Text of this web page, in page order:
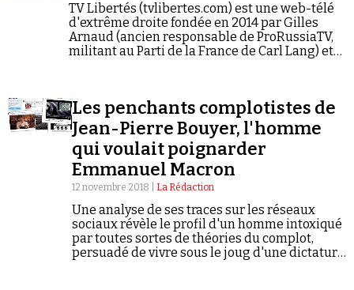
TV Libertés (tvlibertes.com) est une web-télé
d'extrême droite fondée en 2014 par Gilles
Arnaud (ancien responsable de ProRussiaTV,
militant au Parti de la France de Carl Lang) et
Les penchants complotistes de
Jean-Pierre Bouyer, l'homme
qui voulait poignarder
Emmanuel Macron
12 novembre 2018 | La Rédaction
Une analyse de ses traces sur les réseaux
sociaux révèle le profil d'un homme intoxiqué
par toutes sortes de théories du complot,
persuadé de vivre sous le joug d'une dictature